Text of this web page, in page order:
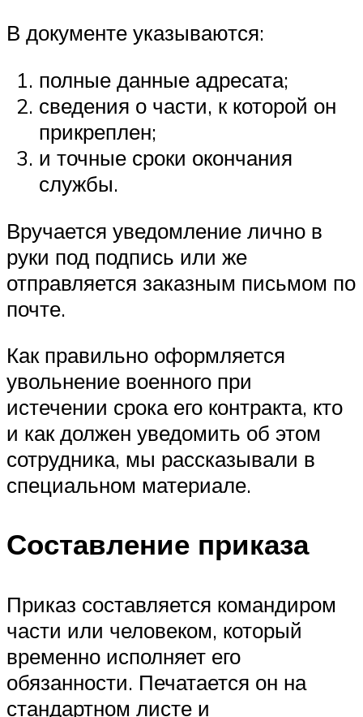
В документе указываются:
полные данные адресата;
сведения о части, к которой он
прикреплен;
и точные сроки окончания
службы.
Вручается уведомление лично в
руки под подпись или же
отправляется заказным письмом по
почте.
Как правильно оформляется
увольнение военного при
истечении срока его контракта, кто
и как должен уведомить об этом
сотрудника, мы рассказывали в
специальном материале.
Составление приказа
Приказ составляется командиром
части или человеком, который
временно исполняет его
обязанности. Печатается он на
стандартном листе и